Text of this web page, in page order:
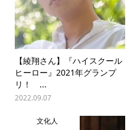
【綾翔さん】『ハイスクール
ヒーロー』2021年グランプ
リ！ ...
2022.09.07
文化人